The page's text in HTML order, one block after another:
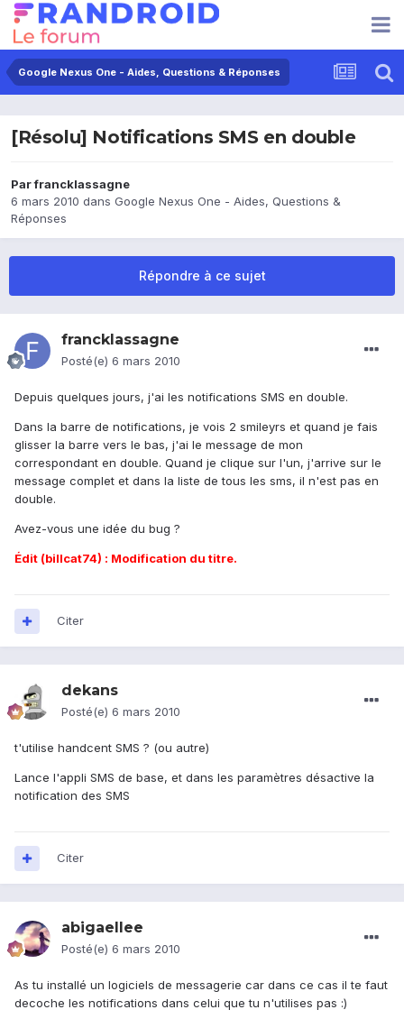
Google Nexus One - Aides, Questions & Réponses
[Résolu] Notifications SMS en double
Parfrancklassagne
6 mars 2010 dans Google Nexus One - Aides, Questions &
Réponses
Répondre à ce sujet
francklassagne
Posté(e) 6 mars 2010
Depuis quelques jours, j'ai les notifications SMS en double.
Dans la barre de notifications, je vois 2 smileyrs et quand je fais
glisser la barre vers le bas, j'ai le message de mon
correspondant en double. Quand je clique sur l'un, j'arrive sur le
message complet et dans la liste de tous les sms, il n'est pas en
double.
Avez-vous une idée du bug ?
Édit (billcat74) : Modification du titre.
Citer
dekans
Posté(e) 6 mars 2010
t'utilise handcent SMS ? (ou autre)
Lance l'appli SMS de base, et dans les paramètres désactive la
notification des SMS
Citer
abigaellee
Posté(e) 6 mars 2010
As tu installé un logiciels de messagerie car dans ce cas il te faut
decoche les notifications dans celui que tu n'utilises pas :)